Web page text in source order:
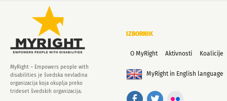
MyRight – Empowers people with
disabilities je švedska nevladina
organizacija koja okuplja preko
trideset švedskih organizacija.
IZBORNIK
O MyRight Aktivnosti Koalicije
MyRight in English language